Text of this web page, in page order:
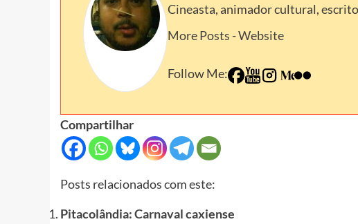
Cineasta, animador cultural,
More Posts -Website
Follow Me:
Compartilhar
Posts relacionados com este:
Pitacolândia: Carnaval caxiense